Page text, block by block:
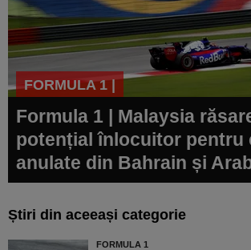
FORMULA 1 |
Formula 1 | Malaysia
potențial înlocuitor pentru
anulate din Bahrain și
Știri din aceeași categorie
FORMULA 1